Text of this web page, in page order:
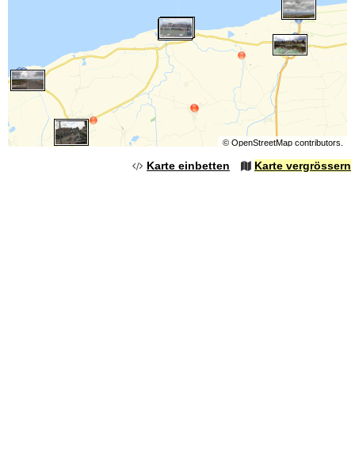
© OpenStreetMapcontributors.
Karte einbetten Karte vergrössern